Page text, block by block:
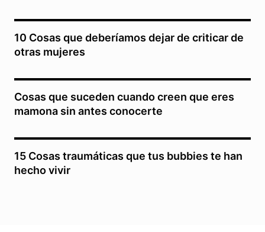
10 Cosas que deberíamos dejar de criticar de
otras mujeres
Cosas que suceden cuando creen que eres
mamona sin antes conocerte
15 Cosas traumáticas que tus bubbies te han
hecho vivir